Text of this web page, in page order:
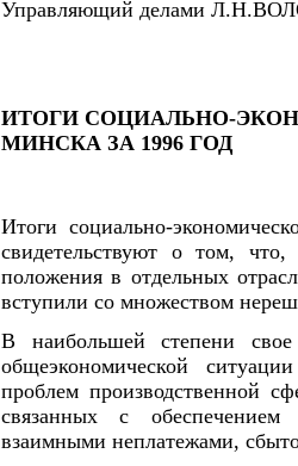
Управляющий делами
ИТОГИ СОЦИАЛЬНО-
МИНСКА ЗА 1996 ГОД
Итоги социально-
свидетельствуют о том, что,
положения в отдельных
вступили со множеством
В наибольшей степени
общеэкономической
проблем производственной
связанных с обеспечением
взаимными неплатежами,